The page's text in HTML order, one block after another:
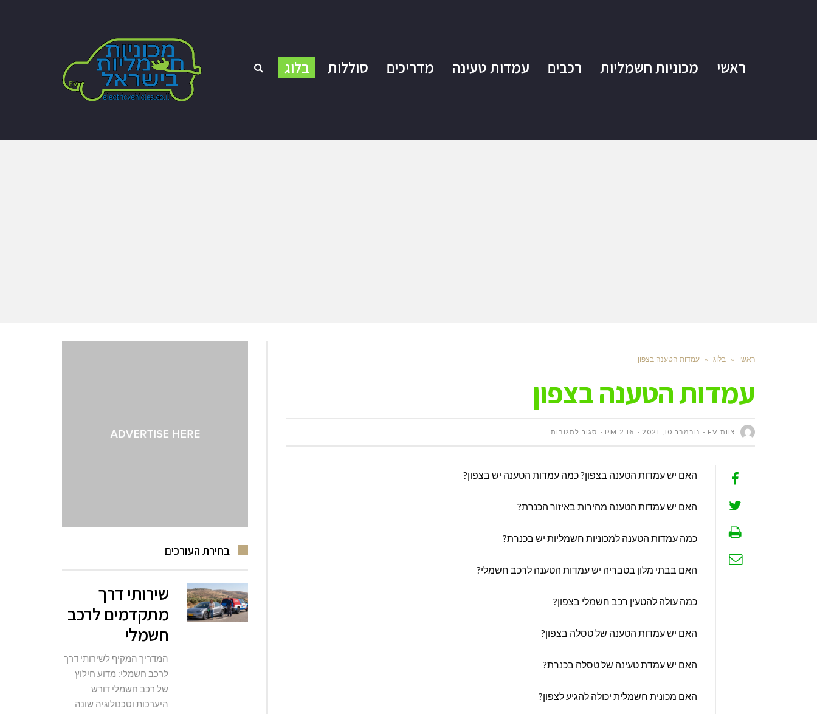
ראשי מכוניות חשמליות רכבים עמדות טעינה מדריכים סוללות בלוג
ראשי » בלוג » עמדות הטענה בצפון
עמדות הטענה בצפון
צוות EV נובמבר 10, 2021 2:16 PM סגור לתגובותעל
בצפון
האם יש עמדות הטענה בצפון? כמה עמדות הטענה יש בצפון?
האם יש עמדות הטענה מהירות באיזור הכנרת?
כמה עמדות הטענה למכוניות חשמליות יש בכנרת?
האם בבתי מלון בטבריה יש עמדות הטענה לרכב חשמלי?
כמה עולה להטעין רכב חשמלי בצפון?
האם יש עמדות הטענה של טסלה בצפון?
האם יש עמדת טעינה של טסלה בכנרת?
האם מכונית חשמלית יכולה להגיע לצפון?
בחירת העורכים
שירותי דרך
מתקדמים לרכב
חשמלי
המדריך המקיף לשירותי דרך
לרכב חשמלי: מדוע חילוץ
של רכב חשמלי דורש
היערכות וטכנולוגיה שונה